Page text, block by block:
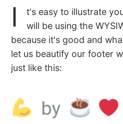
I
t's easy to illustrate
will be using the
because it's good and
let us beautify our footer
just like this: